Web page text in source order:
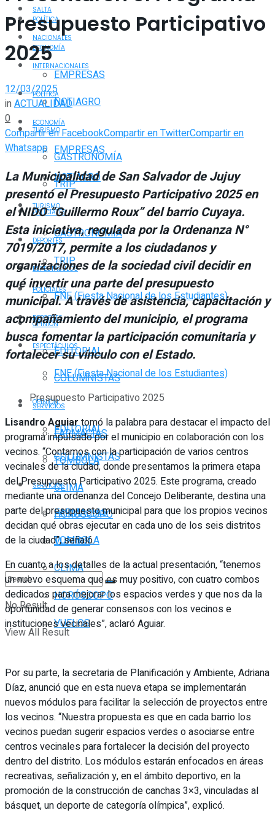
POLÍTICA
ECONOMÍA
EMPRESAS
NOTIAGRO
TURISMO
GASTRONOMÍA
TRIP
POLICIALES
DEPORTES
ESPECTÁCULOS
FNE (Fiesta Nacional de los Estudiantes)
OPINIÓN
EDITORIAL
COLUMNISTAS
SERVICIOS
FARMACIAS
TOMBOLA
CLIMA
HORÓSCOPO
VUELOS
No Result
View All Result
SALTA
NACIONALES
INTERNACIONALES
POLÍTICA
ECONOMÍA
EMPRESAS
NOTIAGRO
TURISMO
GASTRONOMÍA
TRIP
POLICIALES
DEPORTES
ESPECTÁCULOS
FNE (Fiesta Nacional de los Estudiantes)
OPINIÓN
EDITORIAL
COLUMNISTAS
SERVICIOS
FARMACIAS
TOMBOLA
CLIMA
HORÓSCOPO
VUELOS
Presupuesto Participativo
2025
12/03/2025
inACTUALIDAD
0
Compartir en FacebookCompartir en TwitterCompartir en
Whatsapp
La Municipalidad de San Salvador de Jujuy
presentó el Presupuesto Participativo 2025 en
el NIDO “Guillermo Roux” del barrio Cuyaya.
Esta iniciativa, regulada por la Ordenanza N°
7019/2017, permite a los ciudadanos y
organizaciones de la sociedad civil decidir en
qué invertir una parte del presupuesto
municipal. A través de asistencia, capacitación y
acompañamiento del municipio, el programa
busca fomentar la participación comunitaria y
fortalecer su vínculo con el Estado.
Presupuesto Participativo 2025
Lisandro Aguiartomó la palabra para destacar el impacto del
programa impulsado por el municipio en colaboración con los
vecinos. “Contamos con la participación de varios centros
vecinales de la ciudad, donde presentamos la primera etapa
del Presupuesto Participativo 2025. Este programa, creado
mediante una ordenanza del Concejo Deliberante, destina una
parte del presupuesto municipal para que los propios vecinos
decidan qué obras ejecutar en cada uno de los seis distritos
de la ciudad”, señaló.
En cuanto a los detalles de la actual presentación, “tenemos
un nuevo esquema que es muy positivo, con cuatro combos
dedicados para mejorar los espacios verdes y que nos da la
oportunidad de generar consensos con los vecinos e
instituciones vecinales”, aclaró Aguiar.
Por su parte, la secretaria de Planificación y Ambiente, Adriana
Díaz, anunció que en esta nueva etapa se implementarán
nuevos módulos para facilitar la selección de proyectos entre
los vecinos. “Nuestra propuesta es que en cada barrio los
vecinos puedan sugerir espacios verdes o asociarse entre
centros vecinales para fortalecer la decisión del proyecto
dentro del distrito. Los módulos estarán enfocados en áreas
recreativas, señalización y, en el ámbito deportivo, en la
promoción de la construcción de canchas 3×3, vinculadas al
básquet, un deporte de categoría olímpica”, explicó.